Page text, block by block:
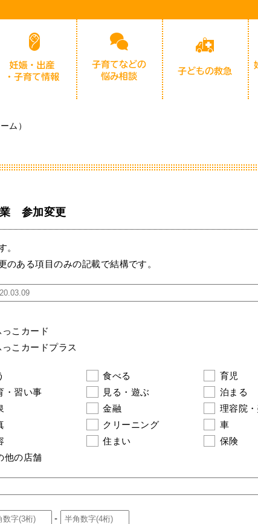
ム）
業 参加変更
。
ある項目のみの記載で結構です。
っこカード
っこカードプラス
食べる
育児
・習い事
見る・遊ぶ
泊まる
金融
理容院
クリーニング
車
住まい
保険
他の店舗
-